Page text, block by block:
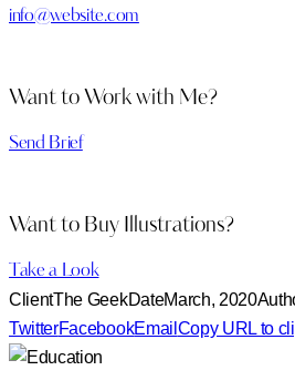
info@website.com
Want to Work with Me?
Send Brief
Want to Buy Illustrations?
Take a Look
ClientThe GeekDateMarch, 2020
TwitterFacebookEmail Copy URL to